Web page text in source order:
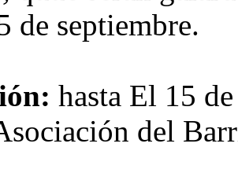
de septiembre.
hasta El 15
del